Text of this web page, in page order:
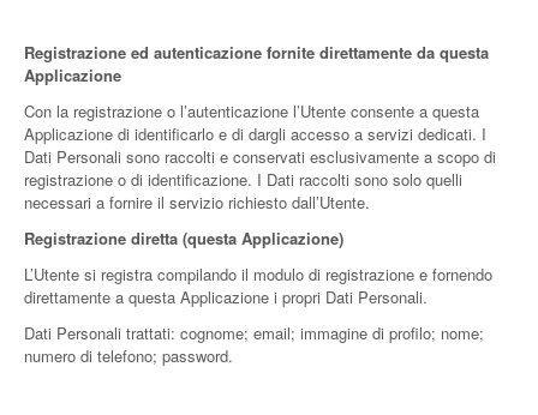
Registrazione ed autenticazione fornite direttamente da questa
Applicazione
Con la registrazione o l’autenticazione l’Utente consente a questa
Applicazione di identificarlo e di dargli accesso a servizi dedicati. I
Dati Personali sono raccolti e conservati esclusivamente a scopo di
registrazione o di identificazione. I Dati raccolti sono solo quelli
necessari a fornire il servizio richiesto dall’Utente.
Registrazione diretta (questa Applicazione)
L’Utente si registra compilando il modulo di registrazione e fornendo
direttamente a questa Applicazione i propri Dati Personali.
Dati Personali trattati: cognome; email; immagine di profilo; nome;
numero di telefono; password.